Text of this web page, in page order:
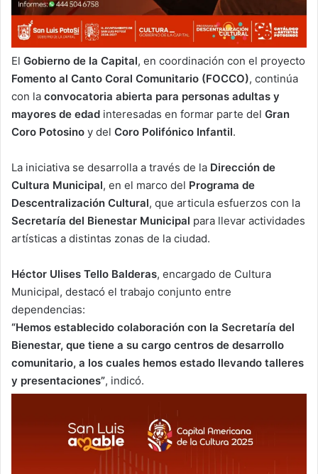
El Gobierno de la Capital, en coordinación con el proyecto
Fomento al Canto Coral Comunitario (FOCCO), continúa
con la convocatoria abierta para personas adultas y
mayores de edad interesadas en formar parte del Gran
Coro Potosino y del Coro Polifónico Infantil.
La iniciativa se desarrolla a través de la Dirección de
Cultura Municipal, en el marco del Programa de
Descentralización Cultural, que articula esfuerzos con la
Secretaría del Bienestar Municipal para llevar actividades
artísticas a distintas zonas de la ciudad.
Héctor Ulises Tello Balderas, encargado de Cultura
Municipal, destacó el trabajo conjunto entre
dependencias:
“Hemos establecido colaboración con la Secretaría del
Bienestar, que tiene a su cargo centros de desarrollo
comunitario, a los cuales hemos estado llevando talleres
y presentaciones”, indicó.